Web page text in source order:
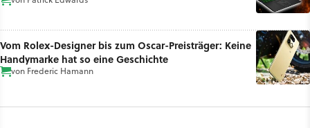
Vom Rolex-Designer bis zum Oscar-Preisträger: Keine
Handymarke hat so eine Geschichte
von Frederic Hamann